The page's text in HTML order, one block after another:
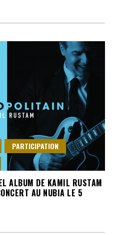
PARTICIPATION
ALBUM DE KAMIL RUSTAM
AU NUBIA LE 5